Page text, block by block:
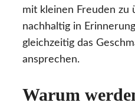
mit kleinen Freuden zu
nachhaltig in
gleichzeitig das
ansprechen.
Warum